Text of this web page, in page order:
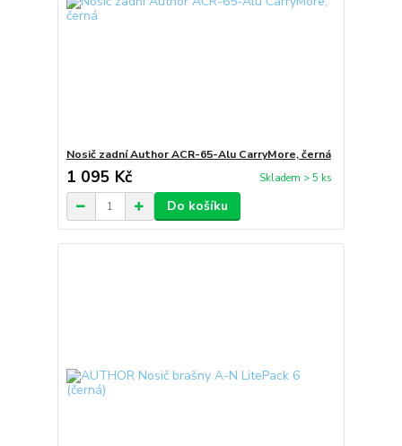
Nosič zadní Author ACR-65-Alu CarryMore, černá
1 095 Kč Skladem > 5 ks
Do košíku